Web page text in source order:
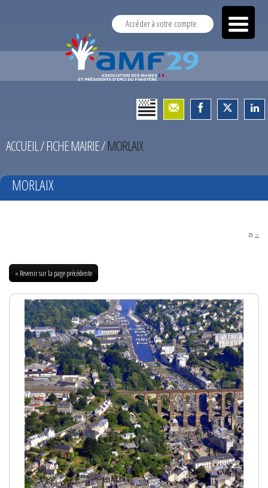
Accéder à votre compte
ACCUEIL/FICHE MAIRIE/MORLAIX
MORLAIX
PDF
« Revenir sur la page précédente